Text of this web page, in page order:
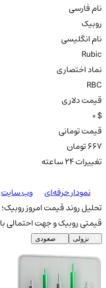
نام فارسی
روبیک
نام انگلیسی
Rubic
نماد اختصاری
RBC
قیمت دلاری
0 $
قیمت تومانی
667 تومان
تغییرات ۲۴ ساعته
نمودار حرفه‌ای
وب سایت
تحلیل روند قیمت امروز روبیک؛
قیمتی روبیک و جهت احتمالی
نزولی صعودی